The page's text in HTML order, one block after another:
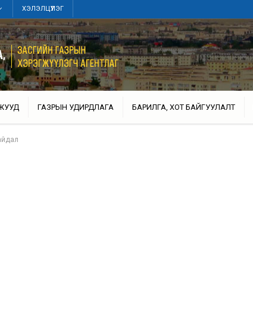
ХЭЛЭЛЦҮҮЛЭГ
ГАЗРЫН УДИРДЛАГА БАРИЛГА, ХОТ БАЙГУУЛАЛТ